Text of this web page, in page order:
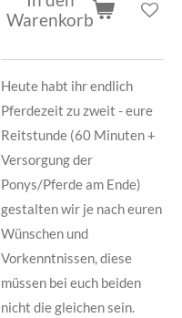
Warenkorb
Heute habt ihr endlich
Pferdezeit zu zweit - eure
Reitstunde (60 Minuten +
Versorgung der
Ponys/Pferde am Ende)
gestalten wir je nach euren
Wünschen und
Vorkenntnissen, diese
müssen bei euch beiden
nicht die gleichen sein.